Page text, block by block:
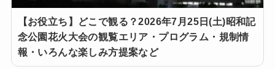
【お役立ち】どこで観る？2026年7月25日(土)昭和記
念公園花火大会の観覧エリア・プログラム・規制情
報・いろんな楽しみ方提案など